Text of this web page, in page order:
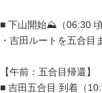
■ 下山開始⛰️（06:30 頃
・吉田ルートを五合目
【午前：五合目帰還】
■ 吉田五合目 到着（